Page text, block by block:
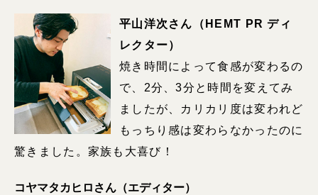
平山洋次さん（HEMT PR ディ
レクター）
焼き時間によって食感が変わるの
で、2分、3分と時間を変えてみ
ましたが、カリカリ度は変われど
もっちり感は変わらなかったのに
驚きました。家族も大喜び！
コヤマタカヒロさん（エディター）